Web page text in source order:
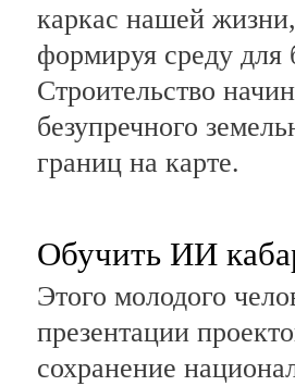
каркас нашей
формируя среду
Строительство
безупречного
границ на карте.
Обучить ИИ
Этого молодого
презентации
сохранение